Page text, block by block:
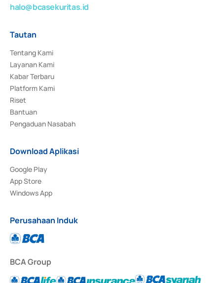
halo@bcasekuritas.id
Tautan
Tentang Kami
Layanan Kami
Kabar Terbaru
Platform Kami
Riset
Bantuan
Pengaduan Nasabah
Download Aplikasi
Google Play
App Store
Windows App
Perusahaan Induk
BCA Group